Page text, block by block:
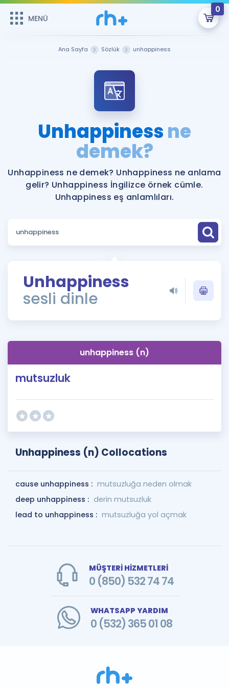
MENÜ
0
Şifremi Hatırlamıyorum
Sepetin Şu An Boş.
Remzi Hoca ile seni sınava hazırlayacak onlarca eğitim seni
bekliyor!
MENÜ
Katılımcı Görüşleri
Faydalı Araçlar
Ücretsiz Kaynaklar
Puan Hesaplama
ÖSYM Sınav Takvimi
Kampanyalar
İngilizce Gramer
İngilizce Gramer
Ana Sayfa Sözlük unhappiness
Unhappinessne
demek?
Unhappiness ne demek? Unhappiness ne anlama
gelir? Unhappiness İngilizce örnek cümle.
Unhappiness eş anlamlıları.
Unhappiness
sesli dinle
unhappiness (n)
mutsuzluk
Unhappiness (n) Collocations
cause unhappiness : mutsuzluğa neden olmak
deep unhappiness : derin mutsuzluk
lead to unhappiness : mutsuzluğa yol açmak
MÜŞTERİ HİZMETLERİ
0 (850) 532 74 74
WHATSAPP YARDIM
0 (532) 365 01 08